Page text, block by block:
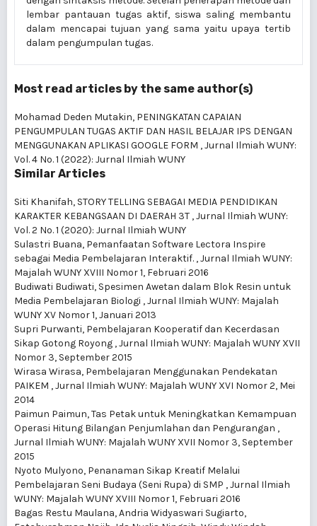
lembar pantauan tugas aktif, siswa saling membantu
dalam mencapai tujuan yang sama yaitu upaya tertib
dalam pengumpulan tugas.
Most read articles by the same author(s)
Mohamad Deden Mutakin, PENINGKATAN CAPAIAN
PENGUMPULAN TUGAS AKTIF DAN HASIL BELAJAR IPS DENGAN
MENGGUNAKAN APLIKASI GOOGLE FORM ,Jurnal Ilmiah WUNY:
Vol. 4 No. 1 (2022): Jurnal Ilmiah WUNY
Similar Articles
Siti Khanifah, STORY TELLING SEBAGAI MEDIA PENDIDIKAN
KARAKTER KEBANGSAAN DI DAERAH 3T ,Jurnal Ilmiah WUNY:
Vol. 2 No. 1 (2020): Jurnal Ilmiah WUNY
Sulastri Buana, Pemanfaatan Software Lectora Inspire
sebagai Media Pembelajaran Interaktif. ,Jurnal Ilmiah WUNY:
Majalah WUNY XVIII Nomor 1, Februari 2016
Budiwati Budiwati, Spesimen Awetan dalam Blok Resin untuk
Media Pembelajaran Biologi ,Jurnal Ilmiah WUNY: Majalah
WUNY XV Nomor 1, Januari 2013
Supri Purwanti, Pembelajaran Kooperatif dan Kecerdasan
Sikap Gotong Royong ,Jurnal Ilmiah WUNY: Majalah WUNY XVII
Nomor 3, September 2015
Wirasa Wirasa, Pembelajaran Menggunakan Pendekatan
PAIKEM ,Jurnal Ilmiah WUNY: Majalah WUNY XVI Nomor 2, Mei
2014
Paimun Paimun,Tas Petak untuk Meningkatkan Kemampuan
Operasi Hitung Bilangan Penjumlahan dan Pengurangan ,
Jurnal Ilmiah WUNY: Majalah WUNY XVII Nomor 3, September
2015
Nyoto Mulyono, Penanaman Sikap Kreatif Melalui
Pembelajaran Seni Budaya (Seni Rupa) di SMP ,Jurnal Ilmiah
WUNY: Majalah WUNY XVIII Nomor 1, Februari 2016
Bagas Restu Maulana, Andria Widyaswari Sugiarto,